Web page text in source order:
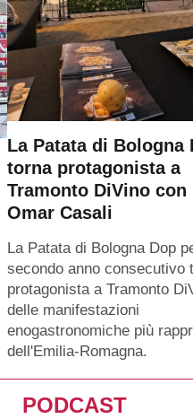
La Patata di Bologna
torna protagonista a
Tramonto DiVino con
Omar Casali
La Patata di Bologna Dop
secondo anno consecutivo
protagonista a Tramonto
delle manifestazioni
enogastronomiche più
dell'Emilia-Romagna.
PODCAST